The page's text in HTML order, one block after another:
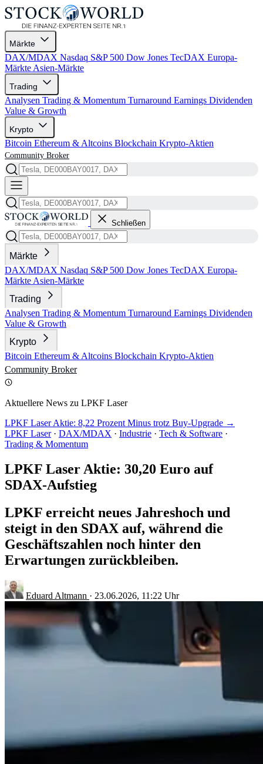
Märkte
DAX/MDAX Nasdaq S&P 500 Dow Jones TecDAX Europa-
Märkte Asien-Märkte
Trading
Analysen Trading & Momentum Turnaround Earnings Dividenden
Value & Growth
Krypto
Bitcoin Ethereum & Altcoins Blockchain Krypto-Aktien
Community Broker
Schließen
Märkte
DAX/MDAX Nasdaq S&P 500 Dow Jones TecDAX Europa-
Märkte Asien-Märkte
Trading
Analysen Trading & Momentum Turnaround Earnings Dividenden
Value & Growth
Krypto
Bitcoin Ethereum & Altcoins Blockchain Krypto-Aktien
Community Broker
Aktuellere News zu LPKF Laser
LPKF Laser Aktie: 8,22 Prozent Minus trotz Buy-Upgrade →
LPKF Laser · DAX/MDAX · Industrie · Tech & Software ·
Trading & Momentum
LPKF Laser Aktie: 30,20 Euro auf
SDAX-Aufstieg
LPKF erreicht neues Jahreshoch und
steigt in den SDAX auf, während die
Geschäftszahlen noch hinter den
Erwartungen zurückbleiben.
Eduard Altmann · 23.06.2026, 11:22 Uhr